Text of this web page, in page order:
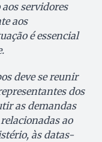
servidores
aos
é essencial
deve se reunir
dos
as demandas
ao
às datas-